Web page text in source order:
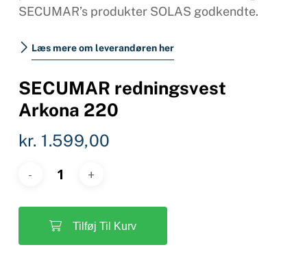
SECUMAR’s produkter SOLAS godkendte.
Læs mere om leverandøren her
SECUMAR redningsvest
Arkona 220
kr. 1.599,00
Tilføj Til Kurv